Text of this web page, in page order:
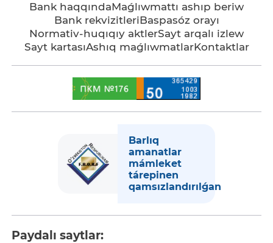
Bank haqqındaMaǵlıwmattı ashıp beriw
Bank rekvizitleriBaspasóz orayı
Normativ-huqıqıy aktlerSayt arqalı izlew
Sayt kartasıAshıq maǵlıwmatlarKontaktlar
Barlıq
amanatlar
mámleket
tárepinen
qamsızlandırılǵan
Paydalı saytlar: